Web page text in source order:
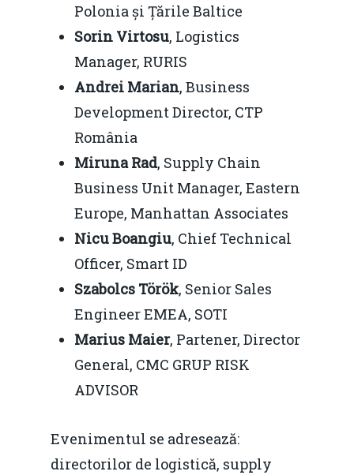
Polonia și Țările Baltice
Sorin Virtosu, Logistics
Manager, RURIS
Andrei Marian, Business
Development Director, CTP
România
Miruna Rad, Supply Chain
Business Unit Manager, Eastern
Europe, Manhattan Associates
Nicu Boangiu, Chief Technical
Officer, Smart ID
Szabolcs Török, Senior Sales
Engineer EMEA, SOTI
Marius Maier, Partener, Director
General, CMC GRUP RISK
ADVISOR
Evenimentul se adresează:
directorilor de logistică, supply